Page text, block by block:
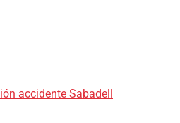
accidente Sabadell